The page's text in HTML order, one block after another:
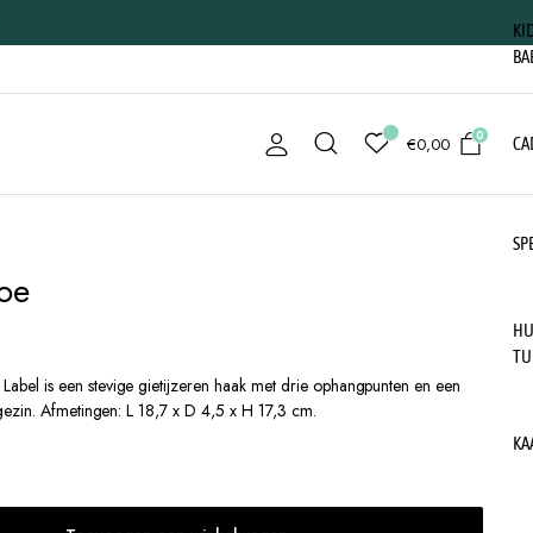
€0,00 0
is een stevige gietijzeren haak met drie ophangpunten en een
Afmetingen: L 18,7 x D 4,5 x H 17,3 cm.